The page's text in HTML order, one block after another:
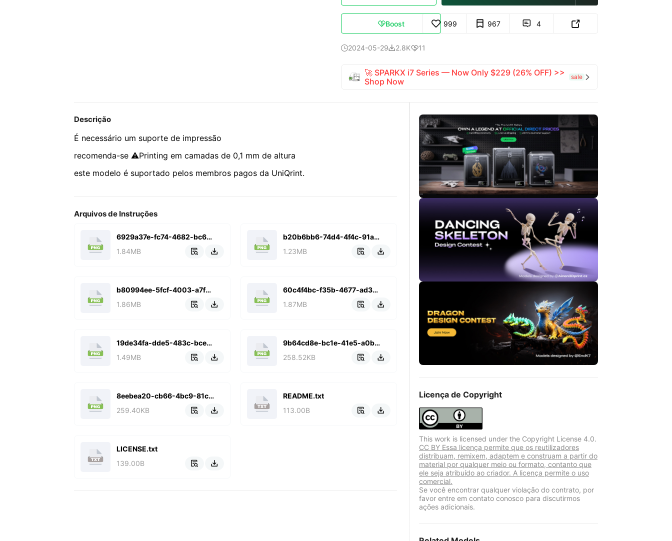
Boost 999 967  4 
2024-05-292.8K11
🚀 SPARKX i7 Series — Now Only $229 (26% OFF) >>
Shop Now
sale 
Descrição
É necessário um suporte de impressão
recomenda-se ⚠️Printing em camadas de 0,1 mm de altura
este modelo é suportado pelos membros pagos da UniQrint.
Arquivos de Instruções
6929a37e-fc74-4682-bc67-5c2d54e73c8b.png
1.84MB
 
b20b6bb6-74d4-4f4c-91a6-e4699041d8f4.png
1.23MB
 
b80994ee-5fcf-4003-a7f9-aabbcb4aa727.png
1.86MB
 
60c4f4bc-f35b-4677-ad3b-def8a8df4ccb.png
1.87MB
 
19de34fa-dde5-483c-bce6-175fb1e5b80d.png
1.49MB
 
9b64cd8e-bc1e-41e5-a0bf-c9003a5756df.png
258.52KB
 
8eebea20-cb66-4bc9-81cd-a1f22dfba38d.png
259.40KB
 
README.txt
113.00B
 
LICENSE.txt
139.00B
 
Licença de Copyright
This work is licensed under the Copyright License 4.0.
CC BY Essa licença permite que os reutilizadores
distribuam, remixem, adaptem e construam a partir do
material por qualquer meio ou formato, contanto que
ele seja atribuído ao criador. A licença permite o uso
comercial.
Se você encontrar qualquer violação do contrato, por
favor entre em contato conosco para discutirmos
ações adicionais.